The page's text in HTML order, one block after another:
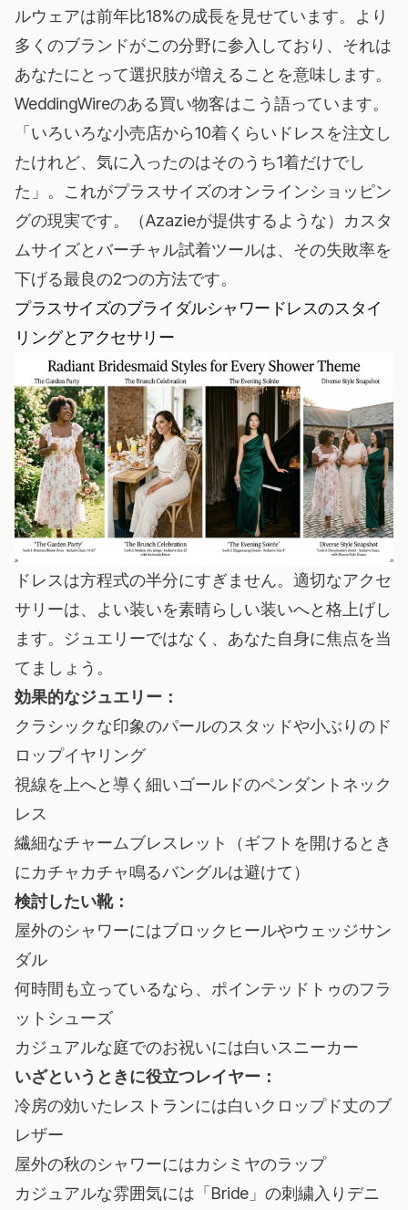
ルウェアは前年比18%の成長を見せています。より
多くのブランドがこの分野に参入しており、それは
あなたにとって選択肢が増えることを意味します。
WeddingWireのある買い物客はこう語っています。
「いろいろな小売店から10着くらいドレスを注文し
たけれど、気に入ったのはそのうち1着だけでし
た」。これがプラスサイズのオンラインショッピン
グの現実です。（Azazieが提供するような）カスタ
ムサイズとバーチャル試着ツールは、その失敗率を
下げる最良の2つの方法です。
プラスサイズのブライダルシャワードレスのスタイ
リングとアクセサリー
ドレスは方程式の半分にすぎません。適切なアクセ
サリーは、よい装いを素晴らしい装いへと格上げし
ます。ジュエリーではなく、あなた自身に焦点を当
てましょう。
効果的なジュエリー：
クラシックな印象のパールのスタッドや小ぶりのド
ロップイヤリング
視線を上へと導く細いゴールドのペンダントネック
レス
繊細なチャームブレスレット（ギフトを開けるとき
にカチャカチャ鳴るバングルは避けて）
検討したい靴：
屋外のシャワーにはブロックヒールやウェッジサン
ダル
何時間も立っているなら、ポインテッドトゥのフラ
ットシューズ
カジュアルな庭でのお祝いには白いスニーカー
いざというときに役立つレイヤー：
冷房の効いたレストランには白いクロップド丈のブ
レザー
屋外の秋のシャワーにはカシミヤのラップ
カジュアルな雰囲気には「Bride」の刺繍入りデニ